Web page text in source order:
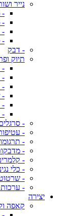
נייר
-
-
-
-
- דבק
תיוק
-
-
-
-
-
-
-
-
-
-
-
- כלי
-
-
יצירה
קאפה